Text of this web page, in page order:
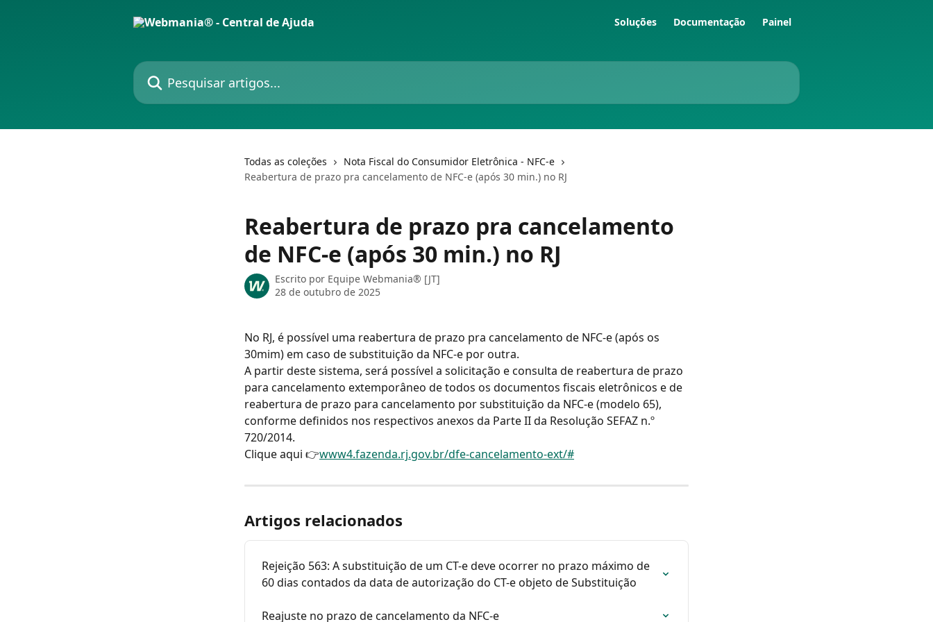
Soluções Documentação Painel
Pesquisar artigos...
Todas as coleções
Nota Fiscal do Consumidor Eletrônica - NFC-e
Reabertura de prazo pra cancelamento de NFC-e (após 30 min.) no RJ
Reabertura de prazo pra cancelamento
de NFC-e (após 30 min.) no RJ
Escrito por Equipe Webmania® [JT]
28 de outubro de 2025
No RJ, é possível uma reabertura de prazo pra cancelamento de NFC-e (após os
30mim) em caso de substituição da NFC-e por outra.
A partir deste sistema, será possível a solicitação e consulta de reabertura de prazo
para cancelamento extemporâneo de todos os documentos fiscais eletrônicos e de
reabertura de prazo para cancelamento por substituição da NFC-e (modelo 65),
conforme definidos nos respectivos anexos da Parte II da Resolução SEFAZ n.º
720/2014.
Clique aqui 👉www4.fazenda.rj.gov.br/dfe-cancelamento-ext/#
Artigos relacionados
Rejeição 563: A substituição de um CT-e deve ocorrer no prazo máximo de
60 dias contados da data de autorização do CT-e objeto de Substituição
Reajuste no prazo de cancelamento da NFC-e